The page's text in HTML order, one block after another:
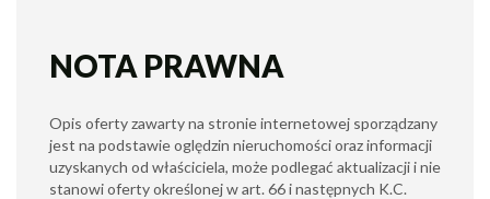
NOTA PRAWNA
Opis oferty zawarty na stronie internetowej sporządzany
jest na podstawie oględzin nieruchomości oraz informacji
uzyskanych od właściciela, może podlegać aktualizacji i nie
stanowi oferty określonej w art. 66 i następnych K.C.